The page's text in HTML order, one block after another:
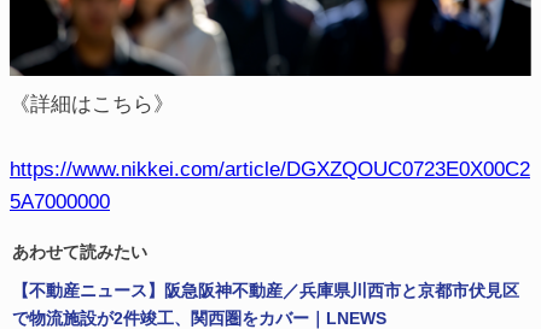
《詳細はこちら》
https://www.nikkei.com/article/DGXZQOUC0723E0X00C2
5A7000000
あわせて読みたい
【不動産ニュース】阪急阪神不動産／兵庫県川西市と京都市伏見区
で物流施設が2件竣工、関西圏をカバー｜LNEWS